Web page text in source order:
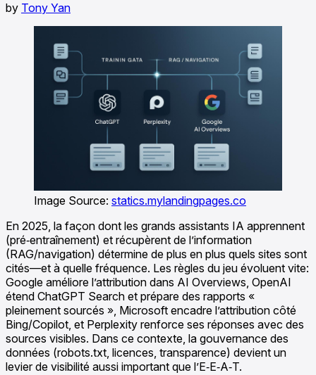
by Tony Yan
Image Source: statics.mylandingpages.co
En 2025, la façon dont les grands assistants IA apprennent
(pré‑entraînement) et récupèrent de l’information
(RAG/navigation) détermine de plus en plus quels sites sont
cités—et à quelle fréquence. Les règles du jeu évoluent vite:
Google améliore l’attribution dans AI Overviews, OpenAI
étend ChatGPT Search et prépare des rapports «
pleinement sourcés », Microsoft encadre l’attribution côté
Bing/Copilot, et Perplexity renforce ses réponses avec des
sources visibles. Dans ce contexte, la gouvernance des
données (robots.txt, licences, transparence) devient un
levier de visibilité aussi important que l’E‑E‑A‑T.